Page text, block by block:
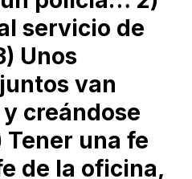
servicio de
Unos
van
creándose
una fe
de la oficina,